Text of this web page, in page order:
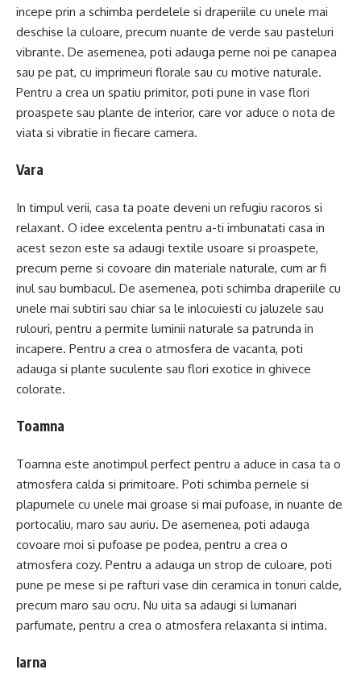
incepe prin a schimba perdelele si draperiile cu unele mai
deschise la culoare, precum nuante de verde sau pasteluri
vibrante. De asemenea, poti adauga perne noi pe canapea
sau pe pat, cu imprimeuri florale sau cu motive naturale.
Pentru a crea un spatiu primitor, poti pune in vase flori
proaspete sau plante de interior, care vor aduce o nota de
viata si vibratie in fiecare camera.
Vara
In timpul verii, casa ta poate deveni un refugiu racoros si
relaxant. O idee excelenta pentru a-ti imbunatati casa in
acest sezon este sa adaugi textile usoare si proaspete,
precum perne si covoare din materiale naturale, cum ar fi
inul sau bumbacul. De asemenea, poti schimba draperiile cu
unele mai subtiri sau chiar sa le inlocuiesti cu jaluzele sau
rulouri, pentru a permite luminii naturale sa patrunda in
incapere. Pentru a crea o atmosfera de vacanta, poti
adauga si plante suculente sau flori exotice in ghivece
colorate.
Toamna
Toamna este anotimpul perfect pentru a aduce in casa ta o
atmosfera calda si primitoare. Poti schimba pernele si
plapumele cu unele mai groase si mai pufoase, in nuante de
portocaliu, maro sau auriu. De asemenea, poti adauga
covoare moi si pufoase pe podea, pentru a crea o
atmosfera cozy. Pentru a adauga un strop de culoare, poti
pune pe mese si pe rafturi vase din ceramica in tonuri calde,
precum maro sau ocru. Nu uita sa adaugi si lumanari
parfumate, pentru a crea o atmosfera relaxanta si intima.
Iarna